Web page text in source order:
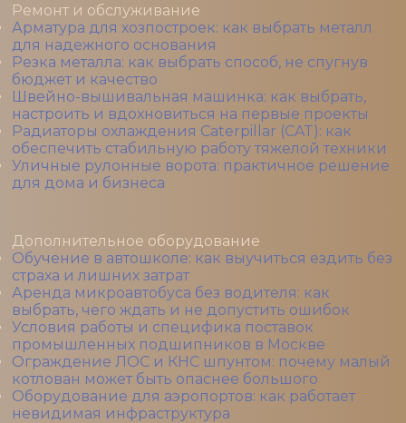
Ремонт и обслуживание
Арматура для хозпостроек: как выбрать металл
для надежного основания
Резка металла: как выбрать способ, не спугнув
бюджет и качество
Швейно-вышивальная машинка: как выбрать,
настроить и вдохновиться на первые проекты
Радиаторы охлаждения Caterpillar (CAT): как
обеспечить стабильную работу тяжелой техники
Уличные рулонные ворота: практичное решение
для дома и бизнеса
Дополнительное оборудование
Обучение в автошколе: как выучиться ездить без
страха и лишних затрат
Аренда микроавтобуса без водителя: как
выбрать, чего ждать и не допустить ошибок
Условия работы и специфика поставок
промышленных подшипников в Москве
Ограждение ЛОС и КНС шпунтом: почему малый
котлован может быть опаснее большого
Оборудование для аэропортов: как работает
невидимая инфраструктура